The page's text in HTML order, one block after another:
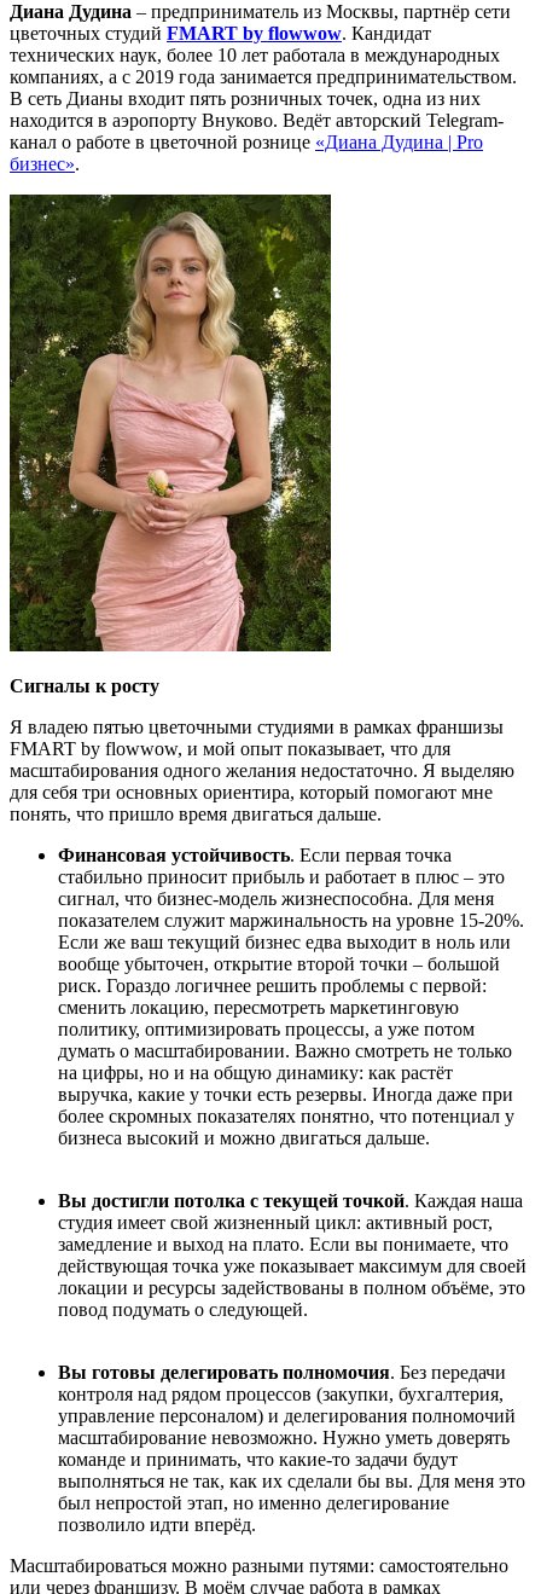
Диана Дудина – предприниматель из Москвы, партнёр сети
цветочных студий FMART by flowwow. Кандидат
технических наук, более 10 лет работала в международных
компаниях, а с 2019 года занимается предпринимательством.
В сеть Дианы входит пять розничных точек, одна из них
находится в аэропорту Внуково. Ведёт авторский Telegram-
канал о работе в цветочной рознице «Диана Дудина | Pro
бизнес».
Сигналы к росту
Я владею пятью цветочными студиями в рамках франшизы
FMART by flowwow, и мой опыт показывает, что для
масштабирования одного желания недостаточно. Я выделяю
для себя три основных ориентира, который помогают мне
понять, что пришло время двигаться дальше.
Финансовая устойчивость. Если первая точка
стабильно приносит прибыль и работает в плюс – это
сигнал, что бизнес-модель жизнеспособна. Для меня
показателем служит маржинальность на уровне 15-20%.
Если же ваш текущий бизнес едва выходит в ноль или
вообще убыточен, открытие второй точки – большой
риск. Гораздо логичнее решить проблемы с первой:
сменить локацию, пересмотреть маркетинговую
политику, оптимизировать процессы, а уже потом
думать о масштабировании. Важно смотреть не только
на цифры, но и на общую динамику: как растёт
выручка, какие у точки есть резервы. Иногда даже при
более скромных показателях понятно, что потенциал у
бизнеса высокий и можно двигаться дальше.
Вы достигли потолка с текущей точкой. Каждая наша
студия имеет свой жизненный цикл: активный рост,
замедление и выход на плато. Если вы понимаете, что
действующая точка уже показывает максимум для своей
локации и ресурсы задействованы в полном объёме, это
повод подумать о следующей.
Вы готовы делегировать полномочия. Без передачи
контроля над рядом процессов (закупки, бухгалтерия,
управление персоналом) и делегирования полномочий
масштабирование невозможно. Нужно уметь доверять
команде и принимать, что какие-то задачи будут
выполняться не так, как их сделали бы вы. Для меня это
был непростой этап, но именно делегирование
позволило идти вперёд.
Масштабироваться можно разными путями: самостоятельно
или через франшизу. В моём случае работа в рамках